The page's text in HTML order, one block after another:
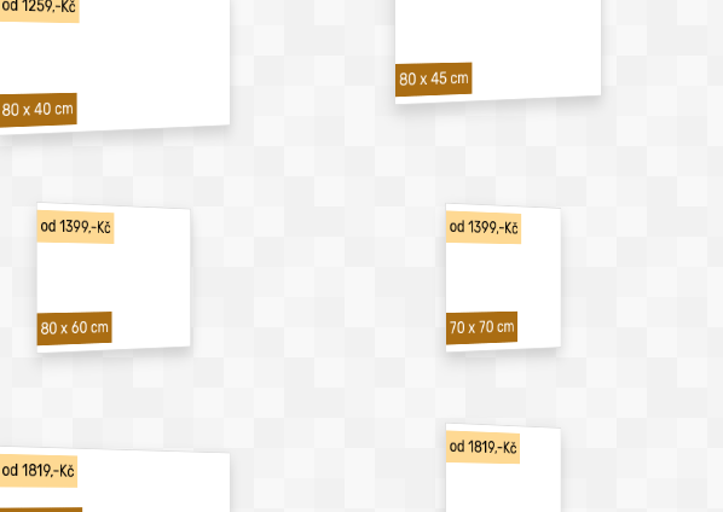
od 1259,-Kč
80 x 40 cm
80 x 45 cm
od 1399,-Kč
80 x 60 cm
od 1399,-Kč
70 x 70 cm
od 1819,-Kč
od 1819,-Kč